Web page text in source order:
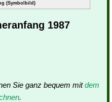
(Symbolbild)
1987
Sie ganz bequem mitdem
.